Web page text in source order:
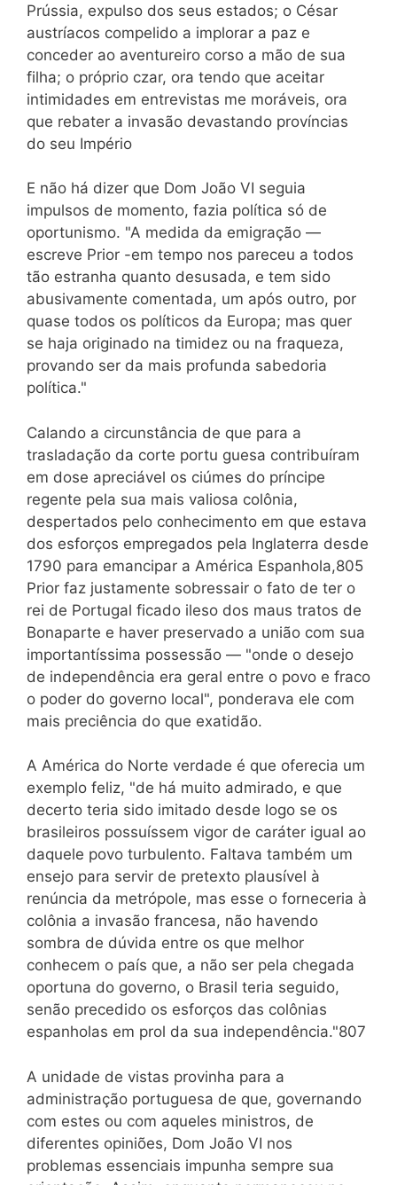
Prússia, expulso dos seus estados; o César
austríacos compelido a implorar a paz e
conceder ao aventureiro corso a mão de sua
filha; o próprio czar, ora tendo que aceitar
intimidades em entrevistas me moráveis, ora
que rebater a invasão devastando províncias
do seu Império
E não há dizer que Dom João VI seguia
impulsos de momento, fazia política só de
oportunismo. "A medida da emigração —
escreve Prior -em tempo nos pareceu a todos
tão estranha quanto desusada, e tem sido
abusivamente comentada, um após outro, por
quase todos os políticos da Europa; mas quer
se haja originado na timidez ou na fraqueza,
provando ser da mais profunda sabedoria
política."
Calando a circunstância de que para a
trasladação da corte portu guesa contribuíram
em dose apreciável os ciúmes do príncipe
regente pela sua mais valiosa colônia,
despertados pelo conhecimento em que estava
dos esforços empregados pela Inglaterra desde
1790 para emancipar a América Espanhola,805
Prior faz justamente sobressair o fato de ter o
rei de Portugal ficado ileso dos maus tratos de
Bonaparte e haver preservado a união com sua
importantíssima possessão — "onde o desejo
de independência era geral entre o povo e fraco
o poder do governo local", ponderava ele com
mais preciência do que exatidão.
A América do Norte verdade é que oferecia um
exemplo feliz, "de há muito admirado, e que
decerto teria sido imitado desde logo se os
brasileiros possuíssem vigor de caráter igual ao
daquele povo turbulento. Faltava também um
ensejo para servir de pretexto plausível à
renúncia da metrópole, mas esse o forneceria à
colônia a invasão francesa, não havendo
sombra de dúvida entre os que melhor
conhecem o país que, a não ser pela chegada
oportuna do governo, o Brasil teria seguido,
senão precedido os esforços das colônias
espanholas em prol da sua independência."807
A unidade de vistas provinha para a
administração portuguesa de que, governando
com estes ou com aqueles ministros, de
diferentes opiniões, Dom João VI nos
problemas essenciais impunha sempre sua